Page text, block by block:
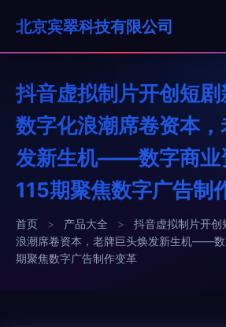
北京宾翠科技有限公司
抖音虚拟制片开创短
数字化浪潮席卷资本
发新生机——数字商业
115期聚焦数字广告制
首页 > 产品大全 >
抖音虚拟制片开
浪潮席卷资本，老牌巨头焕发新生机——数
期聚焦数字广告制作变革